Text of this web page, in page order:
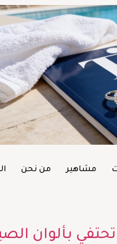
مشاهير من نحن
تحتفي بألوان